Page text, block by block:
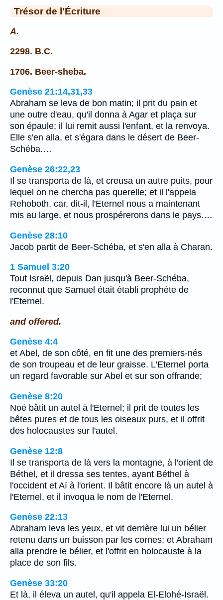
Trésor de l'Écriture
A.
2298. B.C.
1706. Beer-sheba.
Genèse 21:14,31,33
Abraham se leva de bon matin; il prit du pain et
une outre d'eau, qu'il donna à Agar et plaça sur
son épaule; il lui remit aussi l'enfant, et la renvoya.
Elle s'en alla, et s'égara dans le désert de Beer-
Schéba.…
Genèse 26:22,23
Il se transporta de là, et creusa un autre puits, pour
lequel on ne chercha pas querelle; et il l'appela
Rehoboth, car, dit-il, l'Eternel nous a maintenant
mis au large, et nous prospérerons dans le pays.…
Genèse 28:10
Jacob partit de Beer-Schéba, et s'en alla à Charan.
1 Samuel 3:20
Tout Israël, depuis Dan jusqu'à Beer-Schéba,
reconnut que Samuel était établi prophète de
l'Eternel.
and offered.
Genèse 4:4
et Abel, de son côté, en fit une des premiers-nés
de son troupeau et de leur graisse. L'Eternel porta
un regard favorable sur Abel et sur son offrande;
Genèse 8:20
Noé bâtit un autel à l'Eternel; il prit de toutes les
bêtes pures et de tous les oiseaux purs, et il offrit
des holocaustes sur l'autel.
Genèse 12:8
Il se transporta de là vers la montagne, à l'orient de
Béthel, et il dressa ses tentes, ayant Béthel à
l'occident et Aï à l'orient. Il bâtit encore là un autel à
l'Eternel, et il invoqua le nom de l'Eternel.
Genèse 22:13
Abraham leva les yeux, et vit derrière lui un bélier
retenu dans un buisson par les cornes; et Abraham
alla prendre le bélier, et l'offrit en holocauste à la
place de son fils.
Genèse 33:20
Et là, il éleva un autel, qu'il appela El-Elohé-Israël.